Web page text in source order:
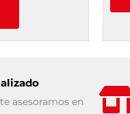
asesoramos en